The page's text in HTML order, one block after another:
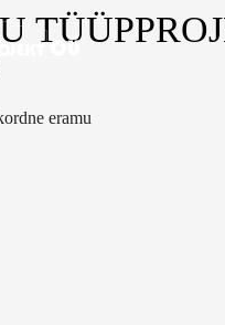
eramu